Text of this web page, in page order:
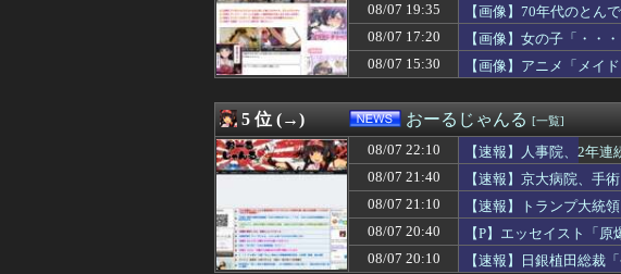
08/07 22:11
巨人・浅野翔吾が右膝痛 ８日に故障
08/07 22:10
【まどマギSS】さやか「杏同生活！」
08/07 22:10
【画像】吉岡里帆、地味な水着なの
08/07 22:10
【画像】JKダンス部、なぜか部員の
08/07 22:09
激混みのはずの東京駅で鍵が空いて
08/07 22:09
地獄だ。うちは長男長女次男三人兄
08/07 22:09
【画像】男、いくらイケメンでも『
08/07 22:09
【Vtuber】水宮枢(××××)にお前ら〇
【ウマ娘】マックちゃんたまに育成
08/07 22:06
急な用事で義兄夫婦の家を訪ねたら
08/07 22:05
ツベコメ「この曲に救われました！
08/07 22:05
【悲報】中国の強者女性「年齢のせ
08/07 22:05
「ドラゴンボール」の孫悟飯という
08/07 19:35
【画像】70年代のとん
08/07 17:20
【画像】女の子「・・
08/07 15:30
【画像】アニメ「メイ
5 位 (→) おーるじゃんる [一覧]
08/07 22:10
【速報】人事院、2年
08/07 21:40
【速報】京大病院、手
08/07 21:10
【速報】トランプ大統
08/07 20:40
【P】エッセイスト「
08/07 20:10
【速報】日銀植田総裁